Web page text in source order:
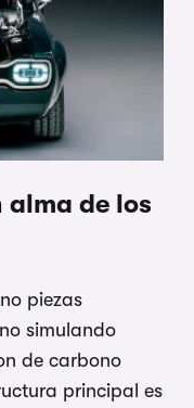
de los
piezas
simulando
de carbono
principal es